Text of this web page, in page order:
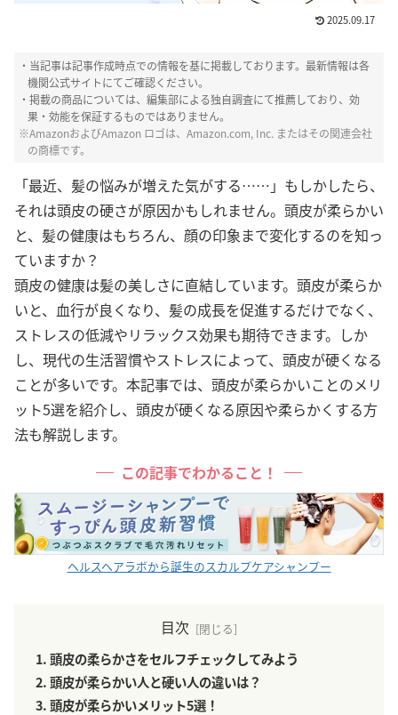
2025.09.17
・当記事は記事作成時点での情報を基に掲載しております。最新情報は各
機関公式サイトにてご確認ください。
・掲載の商品については、編集部による独自調査にて推薦しており、効
果・効能を保証するものではありません。
※AmazonおよびAmazon ロゴは、Amazon.com, Inc. またはその関連会社
の商標です。
「最近、髪の悩みが増えた気がする……」もしかしたら、
それは頭皮の硬さが原因かもしれません。頭皮が柔らかい
と、髪の健康はもちろん、顔の印象まで変化するのを知っ
ていますか？
頭皮の健康は髪の美しさに直結しています。頭皮が柔らか
いと、血行が良くなり、髪の成長を促進するだけでなく、
ストレスの低減やリラックス効果も期待できます。しか
し、現代の生活習慣やストレスによって、頭皮が硬くなる
ことが多いです。本記事では、頭皮が柔らかいことのメリ
ット5選を紹介し、頭皮が硬くなる原因や柔らかくする方
法も解説します。
この記事でわかること！
ヘルスヘアラボから誕生のスカルプケアシャンプー
目次
頭皮の柔らかさをセルフチェックしてみよう
頭皮が柔らかい人と硬い人の違いは？
頭皮が柔らかいメリット5選！